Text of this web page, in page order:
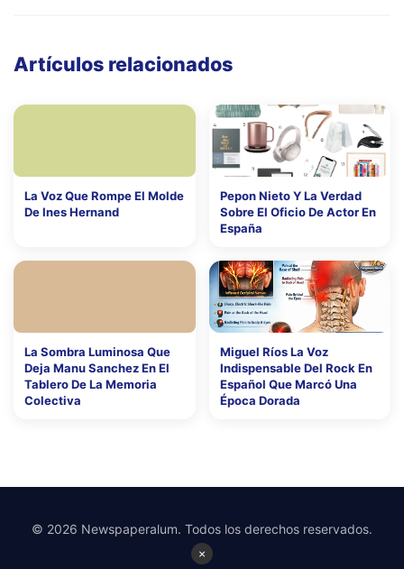
Artículos relacionados
La Voz Que Rompe El Molde
De Ines Hernand
Pepon Nieto Y La Verdad
Sobre El Oficio De Actor En
España
La Sombra Luminosa Que
Deja Manu Sanchez En El
Tablero De La Memoria
Colectiva
Miguel Ríos La Voz
Indispensable Del Rock En
Español Que Marcó Una
Época Dorada
×
© 2026 Newspaperalum. Todos los derechos reservados.